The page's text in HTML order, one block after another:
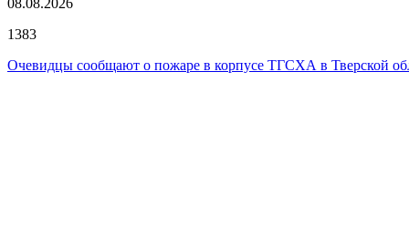
08.08.2026
1383
Очевидцы сообщают о пожаре в корпусе ТГСХА в Тверской